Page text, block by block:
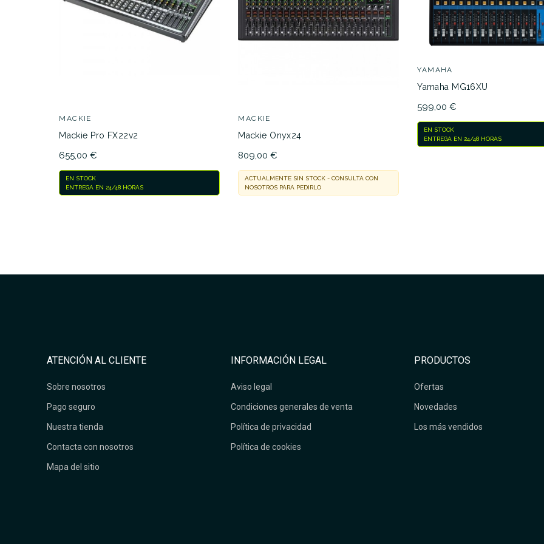
MACKIE
Mackie Pro FX22v2
655,00 €
EN STOCK
ENTREGA EN 24/48 HORAS
MACKIE
Mackie Onyx24
809,00 €
ACTUALMENTE SIN STOCK - CONSULTA CON
NOSOTROS PARA PEDIRLO
YAMAHA
Yamaha MG16XU
599,00 €
EN STOCK
ENTREGA EN 24/48 HORAS
ATENCIÓN AL CLIENTE
Sobre nosotros
Pago seguro
Nuestra tienda
Contacta con nosotros
Mapa del sitio
INFORMACIÓN LEGAL
Aviso legal
Condiciones generales de venta
Política de privacidad
Política de cookies
PRODUCTOS
Ofertas
Novedades
Los más vendidos